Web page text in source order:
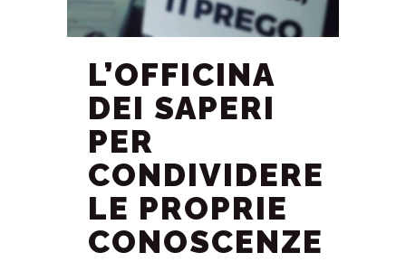
L’OFFICINA
DEI SAPERI
PER
CONDIVIDERE
LE PROPRIE
CONOSCENZE